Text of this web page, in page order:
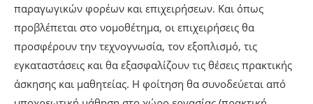
παραγωγικών φορέων και επιχειρήσεων. Και όπως
προβλέπεται στο νομοθέτημα, οι επιχειρήσεις θα
προσφέρουν την τεχνογνωσία, τον εξοπλισμό, τις
εγκαταστάσεις και θα εξασφαλίζουν τις θέσεις πρακτικής
άσκησης και μαθητείας. Η φοίτηση θα συνοδεύεται από